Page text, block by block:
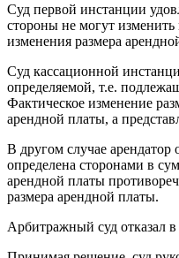
Суд первой инстанции
стороны не могут
изменения размера
Суд кассационной
определяемой, т.е.
Фактическое изменение
арендной платы, а
В другом случае
определена сторонами в
арендной платы
размера арендной платы.
Арбитражный суд отказал